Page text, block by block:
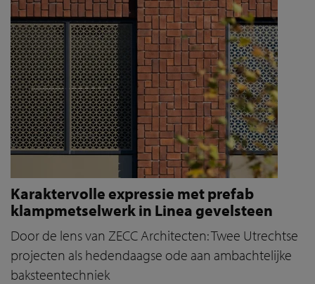
Karaktervolle expressie met prefab
klampmetselwerk in Linea gevelsteen
Door de lens van ZECC Architecten: Twee Utrechtse
projecten als hedendaagse ode aan ambachtelijke
baksteentechniek